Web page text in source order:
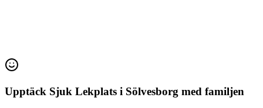
Upptäck Sjuk Lekplats i Sölvesborg med familjen